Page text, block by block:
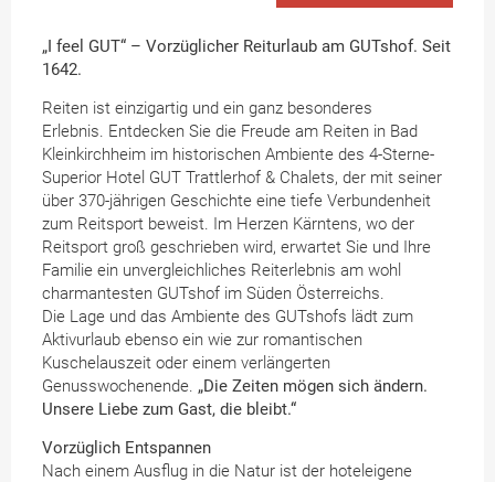
„I feel GUT“ – Vorzüglicher Reiturlaub am GUTshof. Seit
1642.
Reiten ist einzigartig und ein ganz besonderes
Erlebnis. Entdecken Sie die Freude am Reiten in Bad
Kleinkirchheim im historischen Ambiente des 4-Sterne-
Superior Hotel GUT Trattlerhof & Chalets, der mit seiner
über 370-jährigen Geschichte eine tiefe Verbundenheit
zum Reitsport beweist. Im Herzen Kärntens, wo der
Reitsport groß geschrieben wird, erwartet Sie und Ihre
Familie ein unvergleichliches Reiterlebnis am wohl
charmantesten GUTshof im Süden Österreichs.
Die Lage und das Ambiente des GUTshofs lädt zum
Aktivurlaub ebenso ein wie zur romantischen
Kuschelauszeit oder einem verlängerten
Genusswochenende. „Die Zeiten mögen sich ändern.
Unsere Liebe zum Gast, die bleibt.“
Vorzüglich Entspannen
Nach einem Ausflug in die Natur ist der hoteleigene